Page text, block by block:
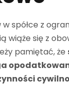
w spółce z
wiąże się z
pamiętać, że